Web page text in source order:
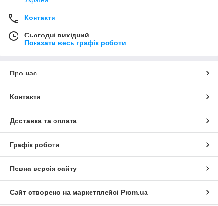
Контакти
Сьогодні вихідний
Показати весь графік роботи
Про нас
Контакти
Доставка та оплата
Графік роботи
Повна версія сайту
Сайт створено на маркетплейсі Prom.ua